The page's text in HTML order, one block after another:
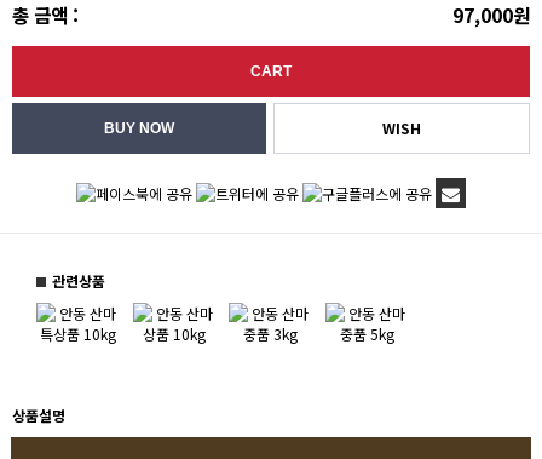
총 금액 : 97,000원
WISH
관련상품
상품설명